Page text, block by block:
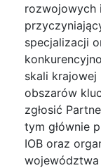
rozwojowych
specjalizacji
skali
obszarów
zgłosić
tym głównie
IOB oraz
województwa